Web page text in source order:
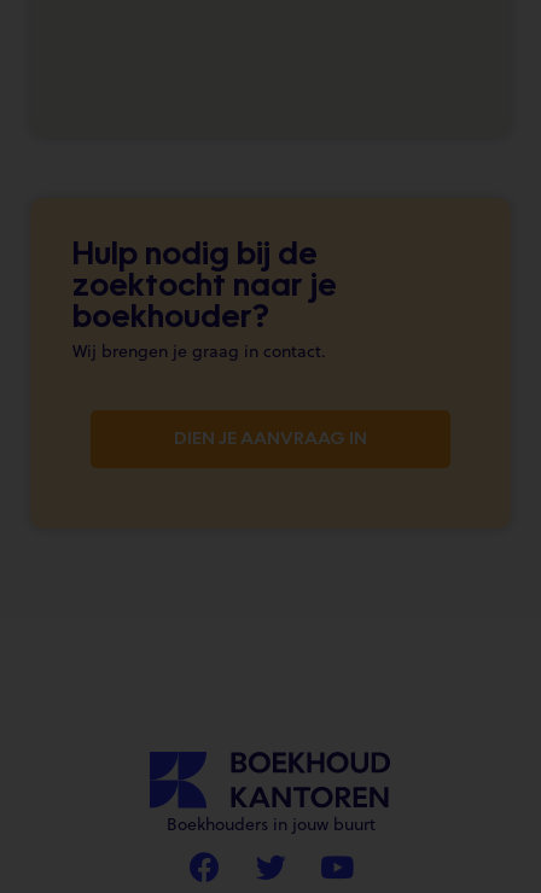
Hulp nodig bij de
zoektocht naar je
boekhouder?
Wij brengen je graag in contact.
DIEN JE AANVRAAG IN
Boekhouders in jouw buurt